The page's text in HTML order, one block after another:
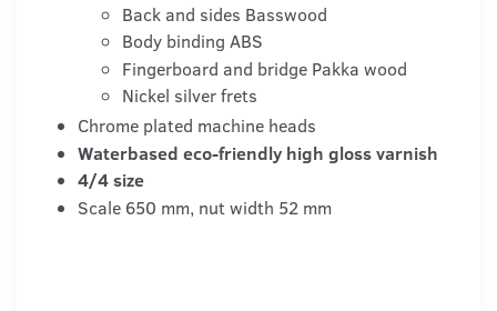
Back and sides Basswood
Body binding ABS
Fingerboard and bridge Pakka wood
Nickel silver frets
Chrome plated machine heads
Waterbased eco-friendly high gloss varnish
4/4 size
Scale 650 mm, nut width 52 mm